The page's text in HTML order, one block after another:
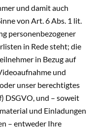
und damit auch
von Art. 6 Abs. 1 lit.
personenbezogener
in Rede steht; die
in Bezug auf
und
unser berechtigtes
DSGVO, und – soweit
und Einladungen
– entweder Ihre